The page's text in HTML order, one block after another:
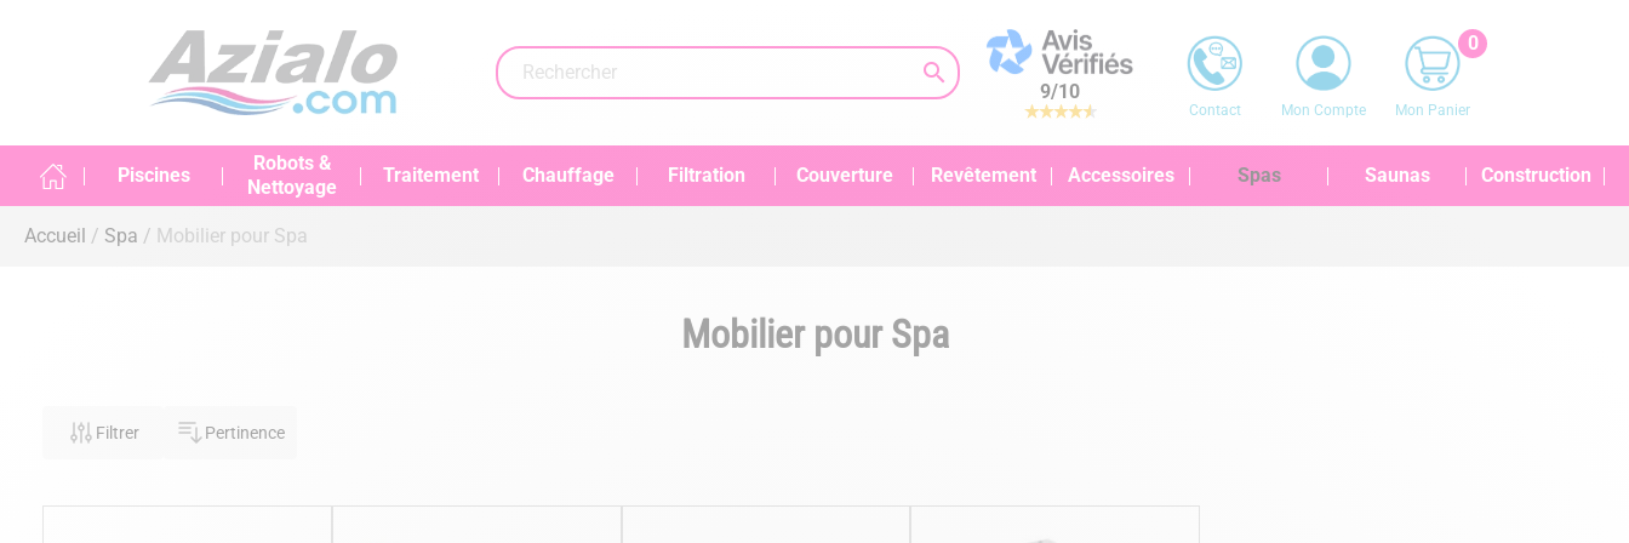

9/10
Contact Mon Compte
0
Mon Panier
Piscines
Robots &
Nettoyage
Traitement Chauffage Filtration Couverture Revêtement Accessoires Spas Saunas Construction
Accueil Spa Mobilier pour Spa
Mobilier pour Spa
Filtrer Pertinence